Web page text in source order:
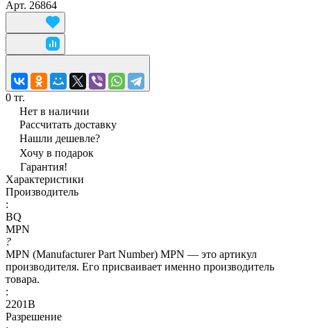
Арт. 26864
0 тг.
Нет в наличии
Рассчитать доставку
Нашли дешевле?
Хочу в подарок
Гарантия!
Характеристики
Производитель
:
BQ
MPN
?
MPN (Manufacturer Part Number) MPN — это артикул
производителя. Его присваивает именно производитель
товара.
:
2201B
Разрешение